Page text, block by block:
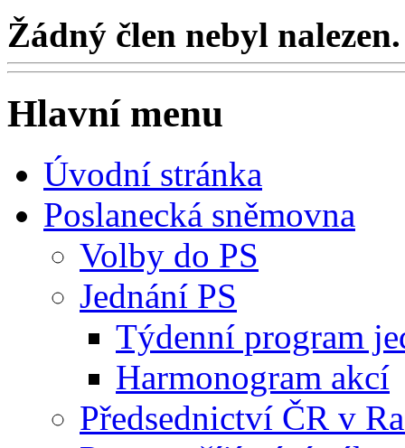
Žádný člen nebyl nalezen.
Hlavní menu
Úvodní stránka
Poslanecká sněmovna
Volby do PS
Jednání PS
Týdenní program
Harmonogram akcí
Předsednictví ČR v